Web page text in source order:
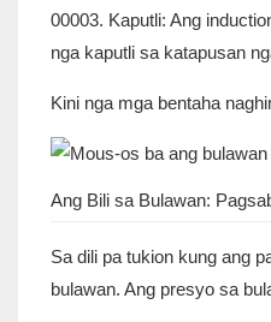
00003. Kaputli: Ang
nga kaputli sa katapusan
Kini nga mga bentaha
Ang Bili sa Bulawan:
Sa dili pa tukion kung ang
bulawan. Ang presyo sa